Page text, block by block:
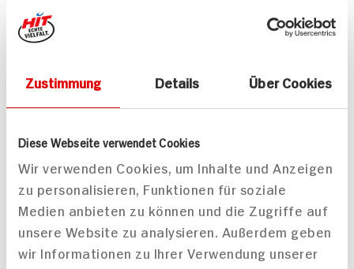
Zustimmung Details Über Cookies
Diese Webseite verwendet Cookies
Wir verwenden Cookies, um Inhalte und Anzeigen
zu personalisieren, Funktionen für soziale
Medien anbieten zu können und die Zugriffe auf
unsere Website zu analysieren. Außerdem geben
wir Informationen zu Ihrer Verwendung unserer
Tagliatelle mit
Avocadosauce und
70 min
876 kcal p. Portion
Mittel
Paella mit
Steinbeißerfilet und
543 kcal p. Portion
Mittel